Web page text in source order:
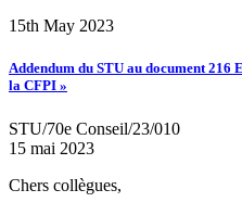
15th May 2023
Addendum du STU au document
la CFPI »
STU/70e Conseil/23/010
15 mai 2023
Chers collègues,